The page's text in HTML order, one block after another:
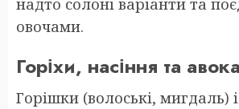
надто солоні варіанти та
овочами.
Горіхи, насіння та
Горішки (волоські, мигдаль)